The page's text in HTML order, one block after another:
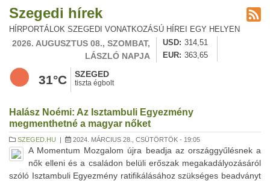
Szegedi hírek
HÍRPORTÁLOK SZEGEDI VONATKOZÁSÚ HÍREI EGY HELYEN
2026. AUGUSZTUS 08., SZOMBAT,
LÁSZLÓ NAPJA
USD
314,51
EUR
363,65
31°C SZEGED
tiszta égbolt
Halász Noémi: Az Isztambuli Egyezmény
megmenthetné a magyar nőket
SZEGED.HU | 2024. MÁRCIUS 28., CSÜTÖRTÖK - 19:05
A Momentum Mozgalom újra beadja az országgyűlésnek a
nők elleni és a családon belüli erőszak megakadályozásáról
szóló Isztambuli Egyezmény ratifikálásához szükséges beadványt